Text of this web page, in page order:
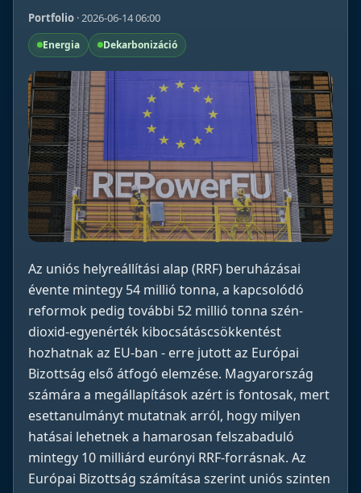
Portfolio · 2026-06-14 06:00
Energia Dekarbonizáció
Az uniós helyreállítási alap (RRF) beruházásai
évente mintegy 54 millió tonna, a kapcsolódó
reformok pedig további 52 millió tonna szén-
dioxid-egyenérték kibocsátáscsökkentést
hozhatnak az EU-ban - erre jutott az Európai
Bizottság első átfogó elemzése. Magyarország
számára a megállapítások azért is fontosak, mert
esettanulmányt mutatnak arról, hogy milyen
hatásai lehetnek a hamarosan felszabaduló
mintegy 10 milliárd eurónyi RRF-forrásnak. Az
Európai Bizottság számítása szerint uniós szinten